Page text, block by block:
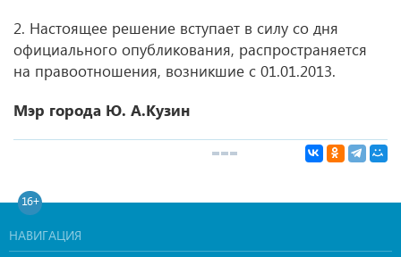
2. Настоящее решение вступает в силу со дня
официального опубликования, распространяется
на правоотношения, возникшие с 01.01.2013.
Мэр города Ю. А.Кузин
16+
НАВИГАЦИЯ